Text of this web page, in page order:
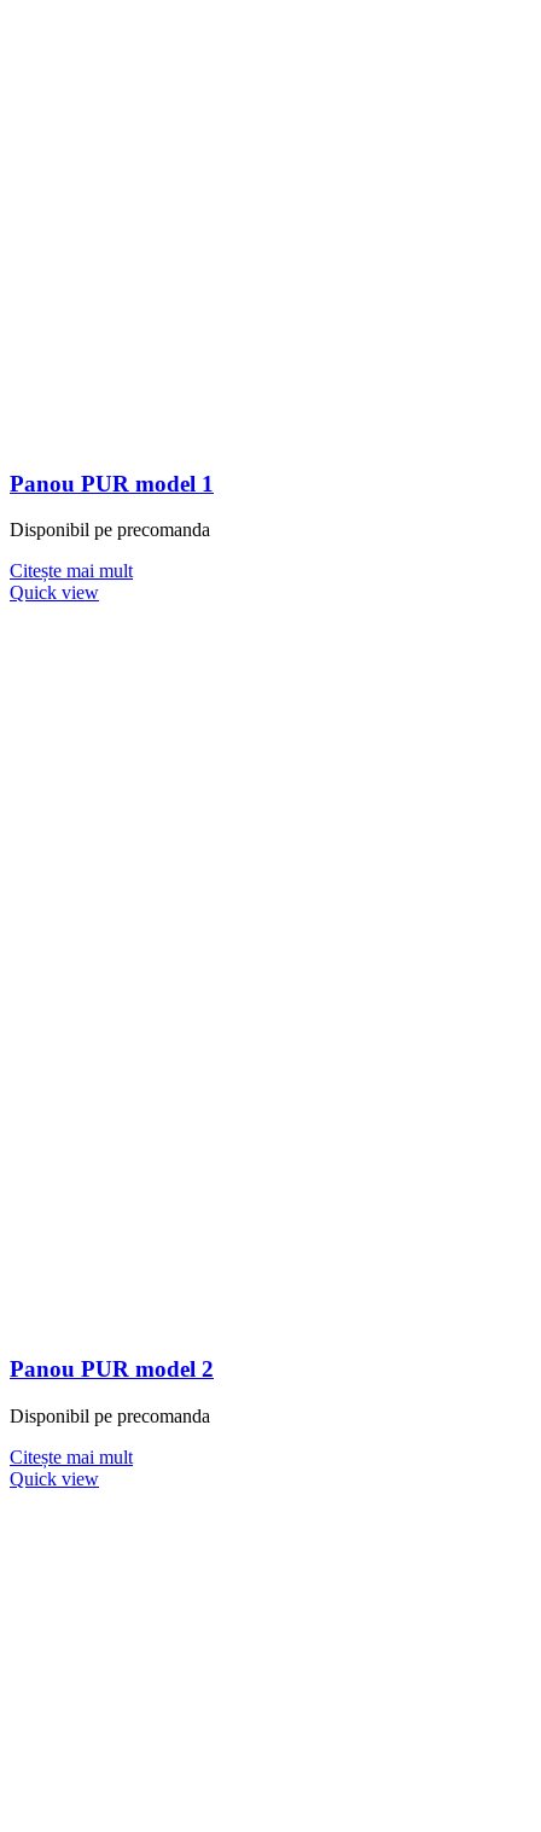
Panou PUR model 1
Disponibil pe precomanda
Citește mai mult
Quick view
Panou PUR model 2
Disponibil pe precomanda
Citește mai mult
Quick view